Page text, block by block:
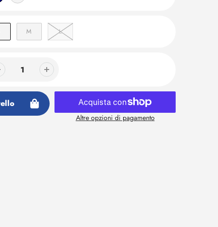
M L
Altre opzioni di pagamento